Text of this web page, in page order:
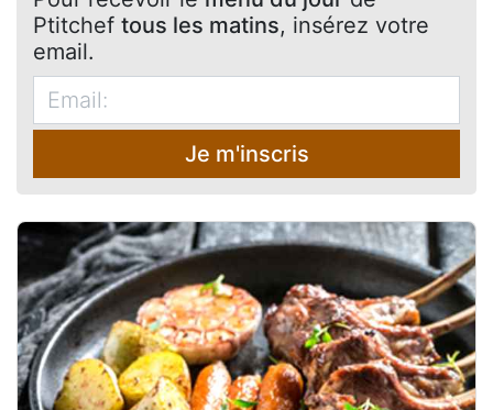
Ptitchef tous les matins, insérez votre
email.
Je m'inscris